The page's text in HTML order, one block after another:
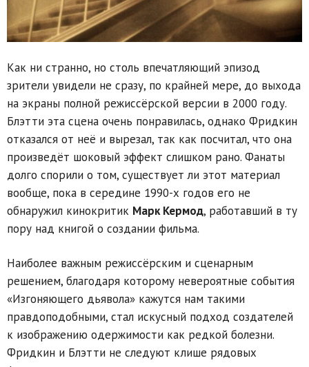
Как ни странно, но столь впечатляющий эпизод
зрители увидели не сразу, по крайней мере, до выхода
на экраны полной режиссёрской версии в 2000 году.
Блэтти эта сцена очень понравилась, однако Фридкин
отказался от неё и вырезал, так как посчитал, что она
произведёт шоковый эффект слишком рано. Фанаты
долго спорили о том, существует ли этот материал
вообще, пока в середине 1990-х годов его не
обнаружил кинокритик Марк Кермод, работавший в ту
пору над книгой о создании фильма.
Наиболее важным режиссёрским и сценарным
решением, благодаря которому невероятные события
«Изгоняющего дьявола» кажутся нам такими
правдоподобными, стал искусный подход создателей
к изображению одержимости как редкой болезни.
Фридкин и Блэтти не следуют клише рядовых